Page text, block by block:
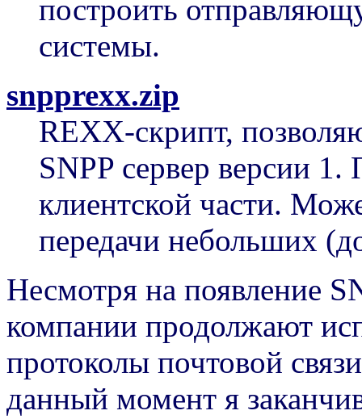
построить
системы.
snpprexx.zip
REXX-скрипт,
SNPP сервер версии
клиентской части.
передачи небольших
Несмотря на появление
компании продолжают
протоколы почтовой
данный момент я